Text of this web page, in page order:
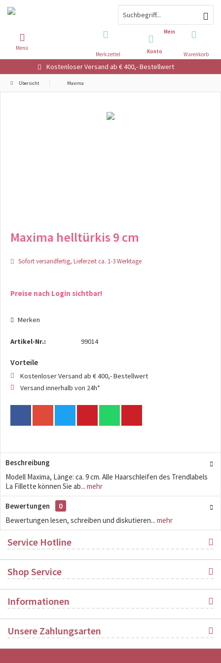
Kostenloser Versand ab € 400,- Bestellwert
Warenkorb
Merkzettel
Mein
Konto
Menü
Übersicht Maxima
Maxima helltürkis 9 cm
Sofort versandfertig, Lieferzeit ca. 1-3 Werktage
Preise nach Login sichtbar!
Merken
Artikel-Nr.: 99014
Vorteile
Kostenloser Versand ab € 400,- Bestellwert
Versand innerhalb von 24h*
Beschreibung
Modell Maxima, Länge: ca. 9 cm. Alle Haarschleifen des Trendlabels
La Fillette können Sie ab... mehr
Bewertungen
0
Bewertungen lesen, schreiben und diskutieren... mehr
Service Hotline
Shop Service
Informationen
Unsere Zahlungsarten